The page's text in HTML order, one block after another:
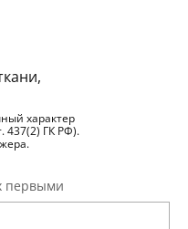
характер
437(2) ГК РФ).
первыми